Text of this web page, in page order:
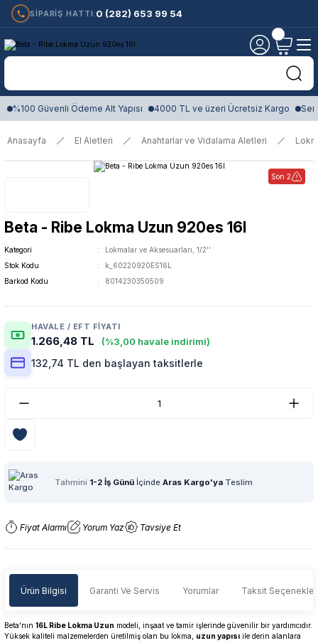
SİPARİŞ HATTI: 0 (282) 653 99 54
%100 Güvenli Ödeme Alt Yapısı 4000 TL ve üzeri Ücretsiz Kargo
Anasayfa El Aletleri Anahtarlar ve Vidalama Aletleri
Son 2
Beta - Ribe Lokma Uzun 920es 16l
Kategori
Lokmalar ve Aksesuarları, 1/2''
Stok Kodu
k_60220920ES16L
Barkod Kodu
8014230350509
HAVALE / EFT FIYATI
1.266,48 TL (%3,00 havale indirimi)
132,74 TL den başlayan taksitlerle
Tahmini 1-2 İş Günü İçinde Aras Kargo'ya Teslim
Fiyat Alarmı Yorum Yaz Tavsiye Et
Ürün Bilgisi Garanti Ve Servis Yorumlar Taksit
Beta'nın 16L Ribe Lokma Uzun modeli, inşaat ve tamir işlerinde güvenilir bir yardımcıdır.
Yüksek kaliteli malzemelerden üretilmiş olan bu lokma, uzun yapısı ile derin alanlara